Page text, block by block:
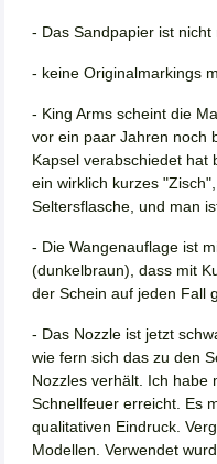
- Das Sandpapier ist nicht
- keine Originalmarkings
- King Arms scheint die
vor ein paar Jahren noch
Kapsel verabschiedet hat
ein wirklich kurzes
Seltersflasche, und man
- Die Wangenauflage ist
(dunkelbraun), dass mit
der Schein auf jeden Fall
- Das Nozzle ist jetzt
wie fern sich das zu den
Nozzles verhält. Ich habe
Schnellfeuer erreicht. Es
qualitativen Eindruck.
Modellen. Verwendet